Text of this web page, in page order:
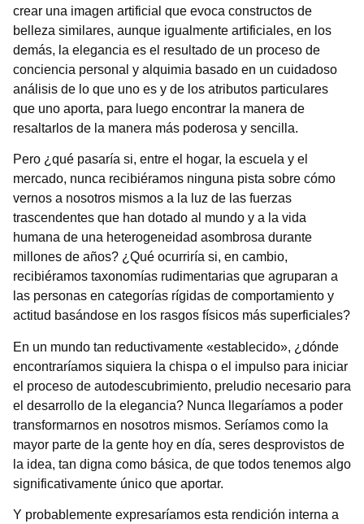
crear una imagen artificial que evoca constructos de
belleza similares, aunque igualmente artificiales, en los
demás, la elegancia es el resultado de un proceso de
conciencia personal y alquimia basado en un cuidadoso
análisis de lo que uno es y de los atributos particulares
que uno aporta, para luego encontrar la manera de
resaltarlos de la manera más poderosa y sencilla.
Pero ¿qué pasaría si, entre el hogar, la escuela y el
mercado, nunca recibiéramos ninguna pista sobre cómo
vernos a nosotros mismos a la luz de las fuerzas
trascendentes que han dotado al mundo y a la vida
humana de una heterogeneidad asombrosa durante
millones de años? ¿Qué ocurriría si, en cambio,
recibiéramos taxonomías rudimentarias que agruparan a
las personas en categorías rígidas de comportamiento y
actitud basándose en los rasgos físicos más superficiales?
En un mundo tan reductivamente «establecido», ¿dónde
encontraríamos siquiera la chispa o el impulso para iniciar
el proceso de autodescubrimiento, preludio necesario para
el desarrollo de la elegancia? Nunca llegaríamos a poder
transformarnos en nosotros mismos. Seríamos como la
mayor parte de la gente hoy en día, seres desprovistos de
la idea, tan digna como básica, de que todos tenemos algo
significativamente único que aportar.
Y probablemente expresaríamos esta rendición interna a